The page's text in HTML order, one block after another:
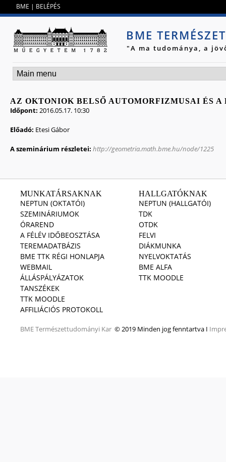
BME | BELÉPÉS
BME
"A ma tudománya, a
AZ OKTONIOK BELSŐ AUTOMORFIZMUSAI ÉS A
Időpont: 2016.05.17. 10:30
Előadó: Etesi Gábor
A szeminárium részletei: http://geometria.math.bme.hu/node/1225
MUNKATÁRSAKNAK
NEPTUN (OKTATÓI)
SZEMINÁRIUMOK
ÓRAREND
A FÉLÉV IDŐBEOSZTÁSA
TEREMADATBÁZIS
BME TTK RÉGI HONLAPJA
WEBMAIL
ÁLLÁSPÁLYÁZATOK
TANSZÉKEK
TTK MOODLE
AFFILIÁCIÓS PROTOKOLL
BMETermészettudományi Kar © 2019 Minden jog fenntartva I
HALLGATÓKNAK
NEPTUN (HALLGATÓI)
TDK
OTDK
FELVI
DIÁKMUNKA
NYELVOKTATÁS
BME ALFA
TTK MOODLE